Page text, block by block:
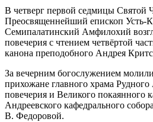
В четверг первой седмицы Святой
Преосвященнейший епископ Усть-
Семипалатинский Амфилохий
повечерия с чтением четвёртой
канона преподобного Андрея
За вечерним богослужением
прихожане главного храма
повечерия и Великого покаянного
Андреевского кафедрального
В. Федоровой.